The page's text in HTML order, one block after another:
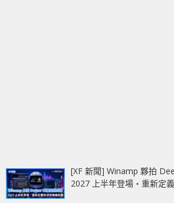
[XF 新聞] Winamp 夥拍
2027 上半年登場‧重新定